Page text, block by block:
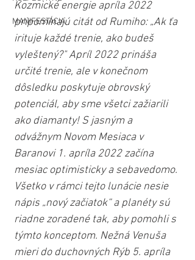
MANIFESTÁCIA
Kozmické energie apríla 2022
pripomínajú citát od Rumiho: „Ak ťa
irituje každé trenie, ako budeš
vyleštený?" Apríl 2022 prináša
určité trenie, ale v konečnom
dôsledku poskytuje obrovský
potenciál, aby sme všetci zažiarili
ako diamanty! S jasným a
odvážnym Novom Mesiaca v
Baranovi 1. apríla 2022 začína
mesiac optimisticky a sebavedomo.
Všetko v rámci tejto lunácie nesie
nápis „nový začiatok“ a planéty sú
riadne zoradené tak, aby pomohli s
týmto konceptom. Nežná Venuša
mieri do duchovných Rýb 5. apríla